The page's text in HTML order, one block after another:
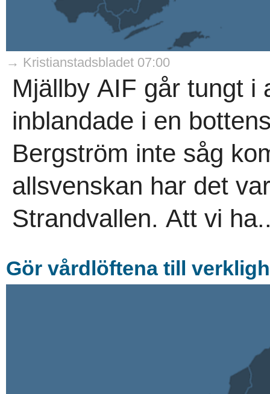
→ Kristianstadsbladet 07:00
Mjällby AIF går tungt i
inblandade i en
Bergström inte såg
allsvenskan har det
Strandvallen. Att vi
Gör vårdlöftena till